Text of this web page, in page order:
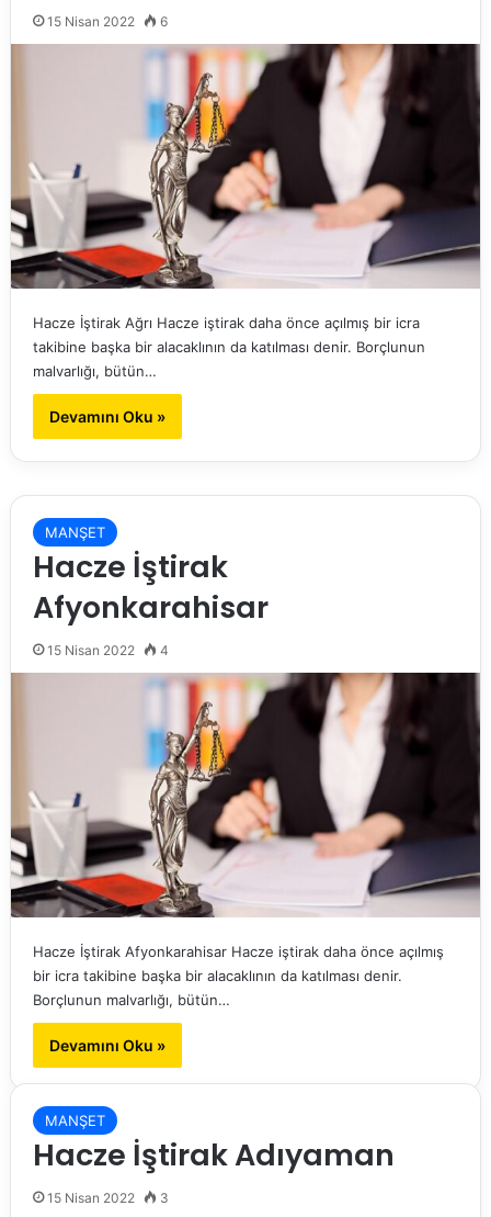
15 Nisan 2022 6
Hacze İştirak Ağrı Hacze iştirak daha önce açılmış bir icra
takibine başka bir alacaklının da katılması denir. Borçlunun
malvarlığı, bütün…
Devamını Oku »
MANŞET
Hacze İştirak
Afyonkarahisar
15 Nisan 2022 4
Hacze İştirak Afyonkarahisar Hacze iştirak daha önce açılmış
bir icra takibine başka bir alacaklının da katılması denir.
Borçlunun malvarlığı, bütün…
Devamını Oku »
MANŞET
Hacze İştirak Adıyaman
15 Nisan 2022 3